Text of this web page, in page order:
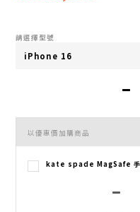
請選擇型號
以優惠價加購商品
kate spade MagSafe 手